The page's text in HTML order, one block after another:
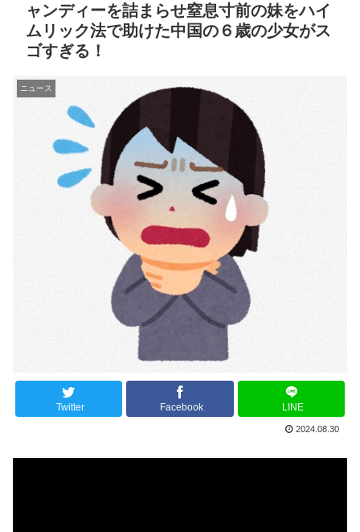
ャンディーを詰まらせ窒息寸前の妹をハイ
ムリック法で助けた中国の６歳の少女がス
ゴすぎる！
ニュース
Twitter Facebook LINE
2024.08.30